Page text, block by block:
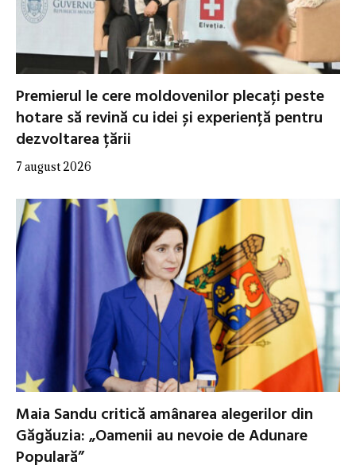
Premierul le cere moldovenilor plecați peste
hotare să revină cu idei și experiență pentru
dezvoltarea țării
7 august 2026
Maia Sandu critică amânarea alegerilor din
Găgăuzia: „Oamenii au nevoie de Adunare
Populară”